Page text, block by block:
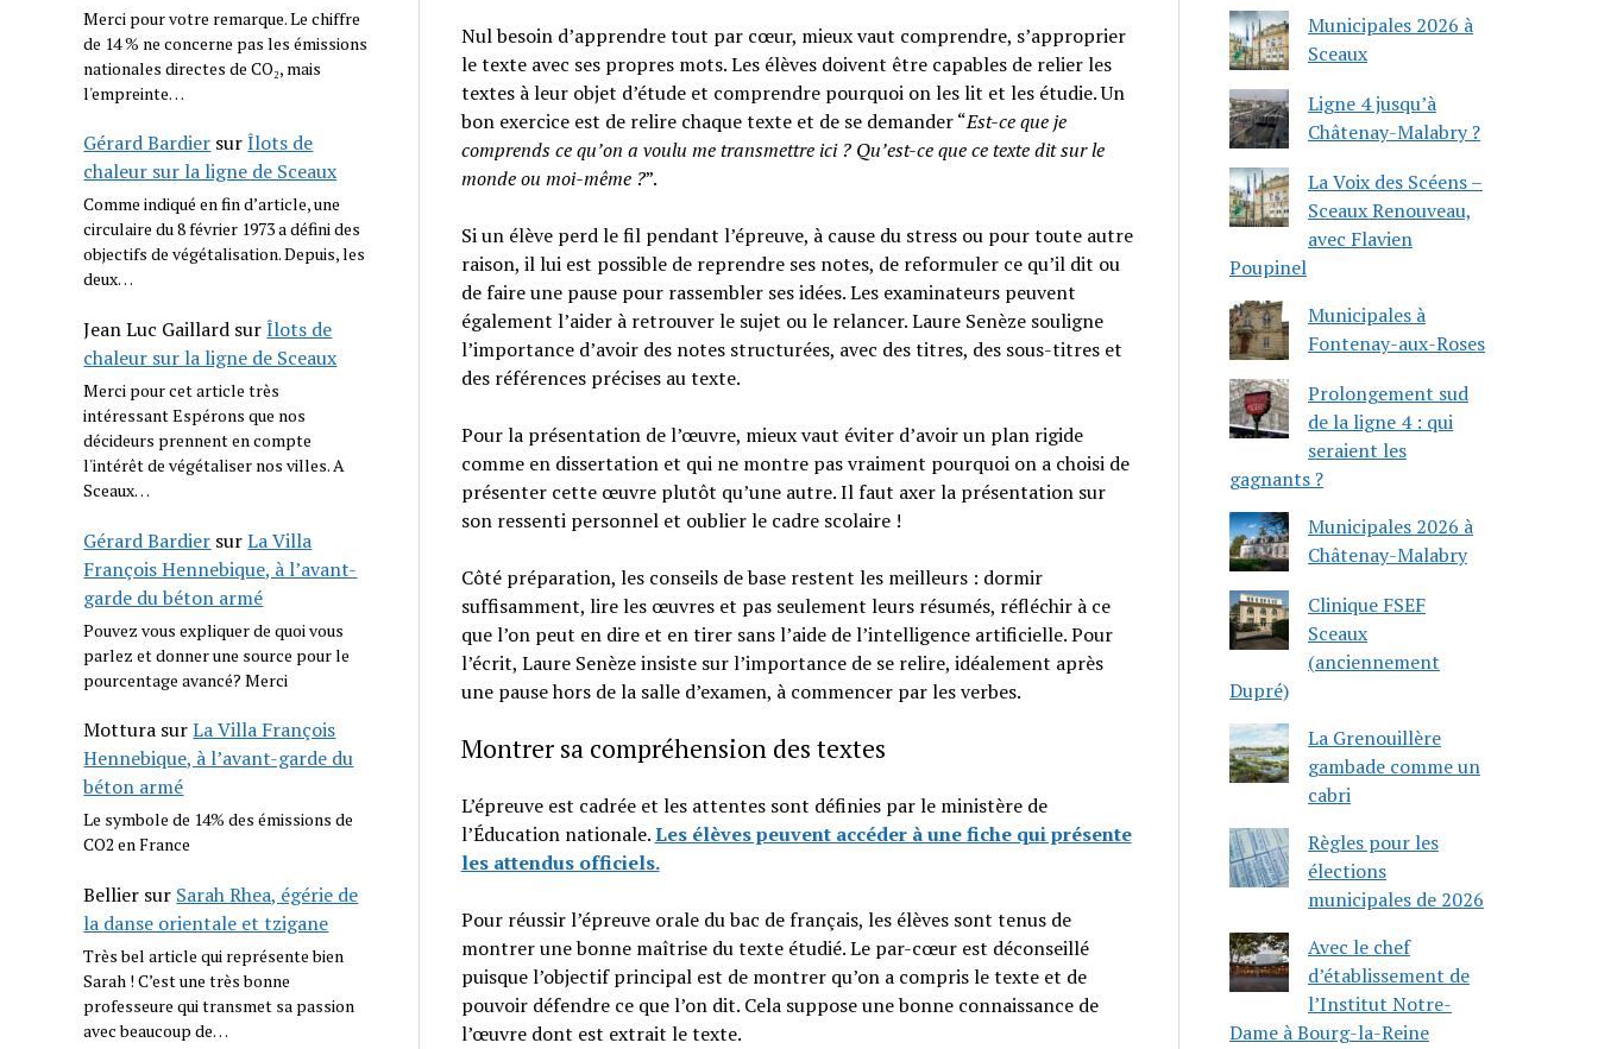
Merci pour votre remarque. Le chiffre
de 14 % ne concerne pas les émissions
nationales directes de CO₂, mais
l'empreinte…
Gérard Bardier surÎlots de
chaleur sur la ligne de Sceaux
Comme indiqué en fin d’article, une
circulaire du 8 février 1973 a défini des
objectifs de végétalisation. Depuis, les
deux…
Jean Luc Gaillard surÎlots de
chaleur sur la ligne de Sceaux
Merci pour cet article très
intéressant Espérons que nos
décideurs prennent en compte
l'intérêt de végétaliser nos villes. A
Sceaux…
Gérard Bardier surLa Villa
François Hennebique, à l’avant-
garde du béton armé
Pouvez vous expliquer de quoi vous
parlez et donner une source pour le
pourcentage avancé? Merci
Mottura surLa Villa François
Hennebique, à l’avant-garde du
béton armé
Le symbole de 14% des émissions de
CO2 en France
Bellier sur Sarah Rhea, égérie de
la danse orientale et tzigane
Très bel article qui représente bien
Sarah ! C’est une très bonne
professeure qui transmet sa passion
avec beaucoup de…
Nul besoin d’apprendre tout par cœur, mieux vaut comprendre, s’approprier
le texte avec ses propres mots. Les élèves doivent être capables de relier les
textes à leur objet d’étude et comprendre pourquoi on les lit et les étudie. Un
bon exercice est de relire chaque texte et de se demander “Est-ce que je
comprends ce qu’on a voulu me transmettre ici ? Qu’est-ce que ce texte dit sur le
monde ou moi-même ?”.
Si un élève perd le fil pendant l’épreuve, à cause du stress ou pour toute autre
raison, il lui est possible de reprendre ses notes, de reformuler ce qu’il dit ou
de faire une pause pour rassembler ses idées. Les examinateurs peuvent
également l’aider à retrouver le sujet ou le relancer. Laure Senèze souligne
l’importance d’avoir des notes structurées, avec des titres, des sous-titres et
des références précises au texte.
Pour la présentation de l’œuvre, mieux vaut éviter d’avoir un plan rigide
comme en dissertation et qui ne montre pas vraiment pourquoi on a choisi de
présenter cette œuvre plutôt qu’une autre. Il faut axer la présentation sur
son ressenti personnel et oublier le cadre scolaire !
Côté préparation, les conseils de base restent les meilleurs : dormir
suffisamment, lire les œuvres et pas seulement leurs résumés, réfléchir à ce
que l’on peut en dire et en tirer sans l’aide de l’intelligence artificielle. Pour
l’écrit, Laure Senèze insiste sur l’importance de se relire, idéalement après
une pause hors de la salle d’examen, à commencer par les verbes.
Montrer sa compréhension des textes
L’épreuve est cadrée et les attentes sont définies par le ministère de
l’Éducation nationale.Les élèves peuvent accéder à une fiche qui présente
les attendus officiels.
Pour réussir l’épreuve orale du bac de français, les élèves sont tenus de
montrer une bonne maîtrise du texte étudié. Le par-cœur est déconseillé
puisque l’objectif principal est de montrer qu’on a compris le texte et de
pouvoir défendre ce que l’on dit. Cela suppose une bonne connaissance de
l’œuvre dont est extrait le texte.
Municipales 2026 à
Sceaux
Ligne 4 jusqu’à
Châtenay-Malabry ?
La Voix des Scéens –
Sceaux Renouveau,
avec Flavien
Poupinel
Municipales à
Fontenay-aux-Roses
Prolongement sud
de la ligne 4 : qui
seraient les
gagnants ?
Municipales 2026 à
Châtenay-Malabry
Clinique FSEF
Sceaux
(anciennement
Dupré)
La Grenouillère
gambade comme un
cabri
Règles pour les
élections
municipales de 2026
Avec le chef
d’établissement de
l’Institut Notre-
Dame à Bourg-la-Reine